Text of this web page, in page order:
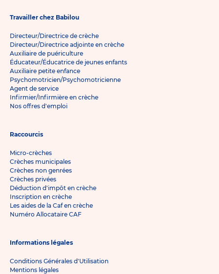
Travailler chez Babilou
Directeur/Directrice de crèche
Directeur/Directrice adjointe en crèche
Auxiliaire de puériculture
Éducateur/Éducatrice de jeunes enfants
Auxiliaire petite enfance
Psychomotricien/Psychomotricienne
Agent de service
Infirmier/Infirmière en crèche
Nos offres d'emploi
Raccourcis
Micro-crèches
Crèches municipales
Crèches non genrées
Crèches privées
Déduction d'impôt en crèche
Inscription en crèche
Les aides de la Caf en crèche
Numéro Allocataire CAF
Informations légales
Conditions Générales d'Utilisation
Mentions légales